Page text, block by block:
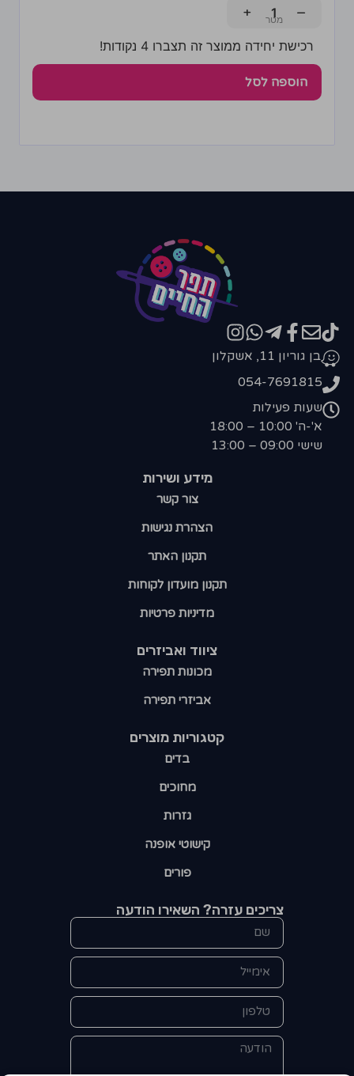
−
+
רכישת יחידה ממוצר זה תצברו 4 נקודות!
הוספה לסל
קטגוריות מוצרים​
בדים
מחוכים
גזרות
קישוטי אופנה
פורים
ציווד ואביזרים
מכונות תפירה
אביזרי תפירה
מידע ושירות
צור קשר
הצהרת נגישות
תקנון האתר
תקנון מועדון לקוחות
מדיניות פרטיות
בן גוריון 11, אשקלון
054-7691815
שעות פעילות
א'-ה' 10:00 – 18:00
שישי 09:00 – 13:00
צריכים עזרה? השאירו הודעה